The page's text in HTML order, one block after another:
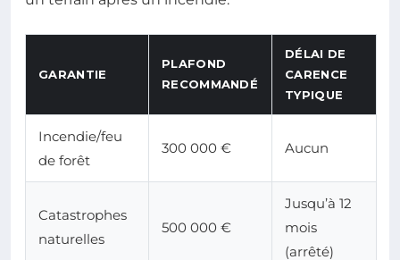
GARANTIE
PLAFOND
RECOMMANDÉ
DÉLAI DE
CARENCE
TYPIQUE
Incendie/feu
de forêt
300 000 € Aucun
Catastrophes
naturelles
500 000 €
Jusqu’à 12
mois
(arrêté)